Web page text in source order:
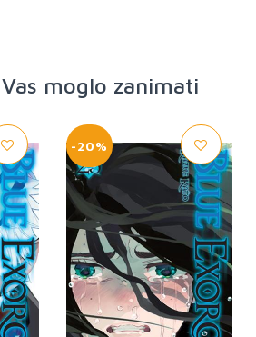
moglo zanimati
-20%